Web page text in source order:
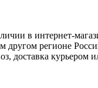
в интернет-
другом регионе
доставка